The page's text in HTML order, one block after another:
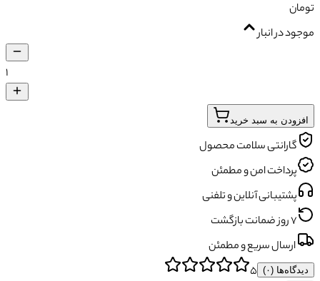
تومان
موجود در انبار
۱
افزودن به سبد خرید
گارانتی سلامت محصول
پرداخت امن و مطمئن
پشتیبانی آنلاین و تلفنی
۷ روز ضمانت بازگشت
ارسال سریع و مطمئن
دیدگاه‌ها (۰) ۵